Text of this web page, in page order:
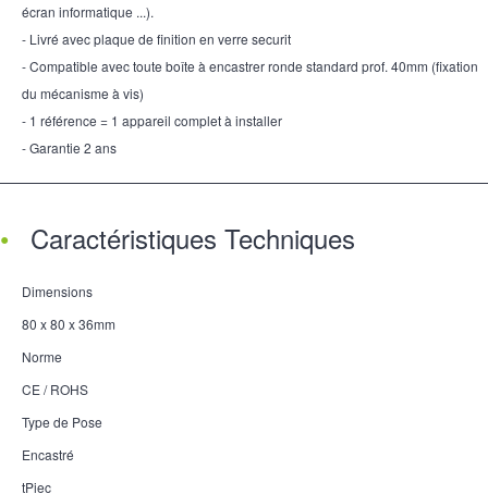
écran informatique ...).
- Livré avec plaque de finition en verre securit
- Compatible avec toute boîte à encastrer ronde standard prof. 40mm (fixation
du mécanisme à vis)
- 1 référence = 1 appareil complet à installer
- Garantie 2 ans
Caractéristiques Techniques
Dimensions
80 x 80 x 36mm
Norme
CE / ROHS
Type de Pose
Encastré
tPiec